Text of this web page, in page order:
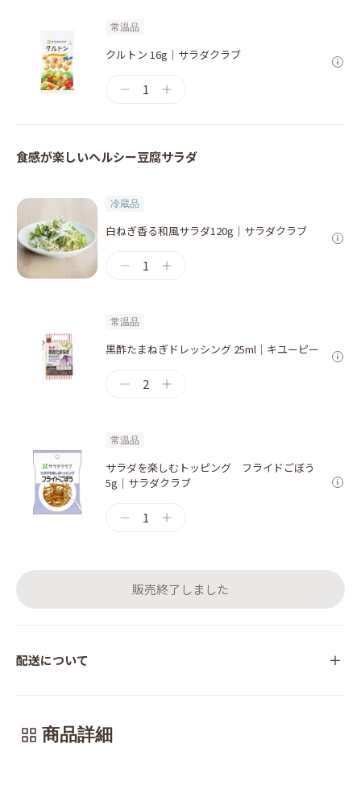
常温品
クルトン 16g｜サラダクラブ
1
食感が楽しいヘルシー豆腐サラダ
冷蔵品
白ねぎ香る和風サラダ120g｜サラダクラブ
1
常温品
黒酢たまねぎドレッシング 25ml｜キユーピー
2
常温品
サラダを楽しむトッピング フライドごぼう
5g｜サラダクラブ
1
販売終了しました
配送について
商品詳細